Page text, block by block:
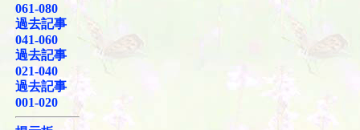
061-080
過去記事
041-060
過去記事
021-040
過去記事
001-020